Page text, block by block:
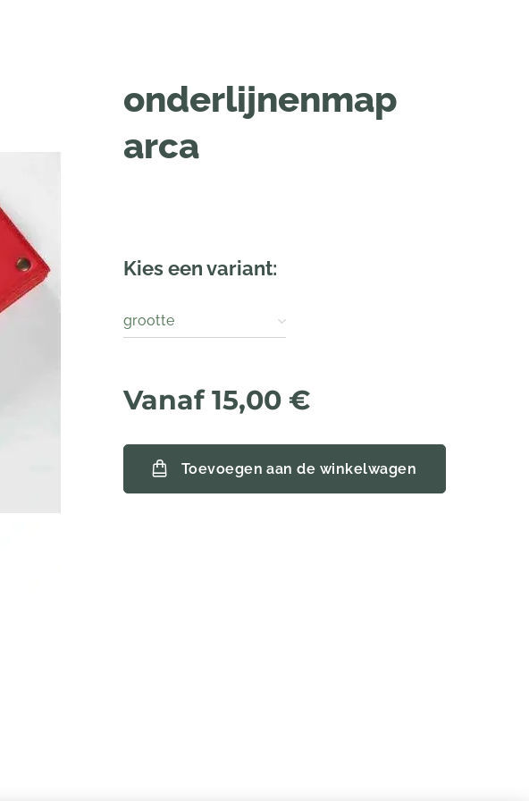
onderlijnenmap
arca
Kies een variant:
grootte
Vanaf15,00 €
Toevoegen aan de winkelwagen